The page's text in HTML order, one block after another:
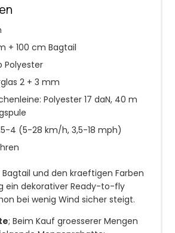
+ 100 cm Bagtail
Polyester
2 + 3 mm
Polyester 17 daN, 40 m
4 (5-28 km/h, 3,5-18 mph)
und den kraeftigen Farben
ein dekorativer Ready-to-fly
bei wenig Wind sicher steigt.
; Beim Kauf groesserer Mengen